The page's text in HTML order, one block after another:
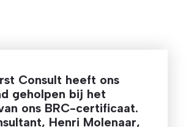
Consult heeft ons
geholpen bij het
ons BRC-certificaat.
Henri Molenaar,